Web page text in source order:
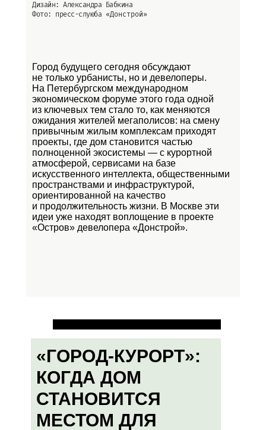
Дизайн: Александра Бабкина
Фото: пресс-слуюба «Донстрой»
Город будущего сегодня обсуждают
не только урбанисты, но и девелоперы.
На Петербургском международном
экономическом форуме этого года одной
из ключевых тем стало то, как меняются
ожидания жителей мегаполисов: на смену
привычным жилым комплексам приходят
проекты, где дом становится частью
полноценной экосистемы — с курортной
атмосферой, сервисами на базе
искусственного интеллекта, общественными
пространствами и инфраструктурой,
ориентированной на качество
и продолжительность жизни. В Москве эти
идеи уже находят воплощение в проекте
«Остров» девелопера «Донстрой».
«ГОРОД-КУРОРТ»:
КОГДА ДОМ
СТАНОВИТСЯ
МЕСТОМ ДЛЯ